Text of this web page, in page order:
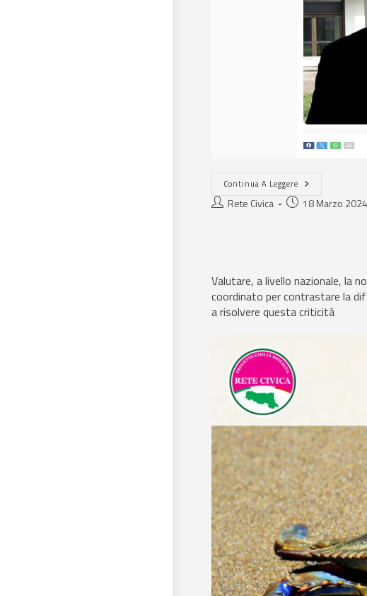
Continua A Leggere
Rete Civica 18 Marzo 2024
Valutare, a livello nazionale, la
coordinato per contrastare la
a risolvere questa criticità